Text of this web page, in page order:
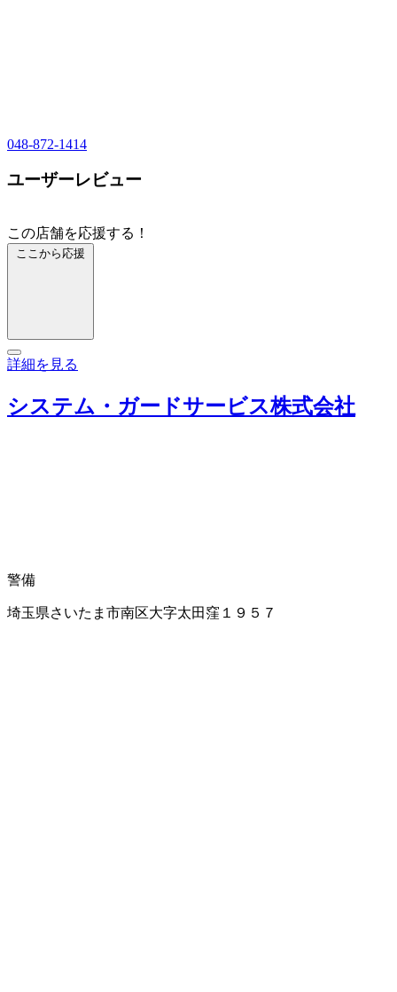
048-872-1414
ユーザーレビュー
この店舗を応援する！
ここから応援
詳細を見る
システム・ガードサービス株式会社
警備
埼玉県さいたま市南区大字太田窪１９５７